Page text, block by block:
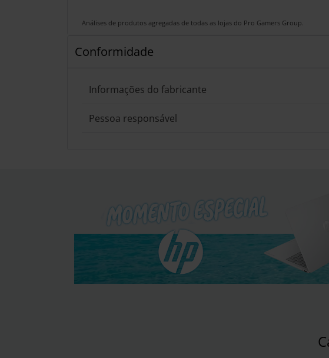
Análises de produtos agregadas de todas as lojas do Pro Gamers Group.
Conformidade
Informações do fabricante
Pessoa responsável